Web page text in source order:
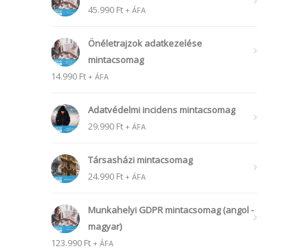
45.990 Ft + ÁFA
Önéletrajzok adatkezelése
mintacsomag
14.990 Ft + ÁFA
Adatvédelmi incidens mintacsomag
29.990 Ft + ÁFA
Társasházi mintacsomag
24.990 Ft + ÁFA
Munkahelyi GDPR mintacsomag (angol -
magyar)
123.990 Ft + ÁFA